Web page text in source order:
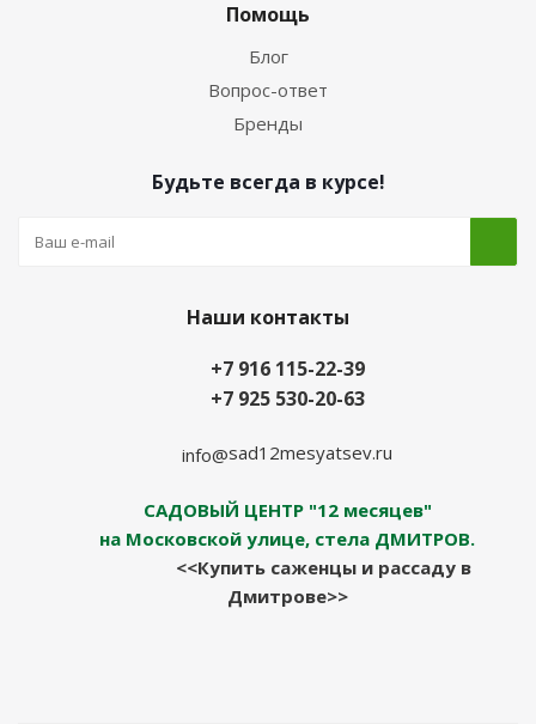
Помощь
Блог
Вопрос-ответ
Бренды
Будьте всегда в курсе!
Наши контакты
+7 916 115-22-39
+7 925 530-20-63
info@sad12mesyatsev.ru
САДОВЫЙ ЦЕНТР "12 месяцев"
на Московской улице, стела ДМИТРОВ.
<<Купить саженцы и рассаду в
Дмитрове>>